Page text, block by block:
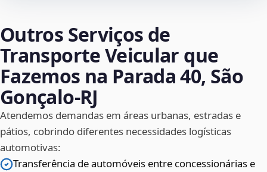
Outros Serviços de
Transporte Veicular que
Fazemos na Parada 40, São
Gonçalo‑RJ
Atendemos demandas em áreas urbanas, estradas e
pátios, cobrindo diferentes necessidades logísticas
automotivas:
Transferência de automóveis entre concessionárias e